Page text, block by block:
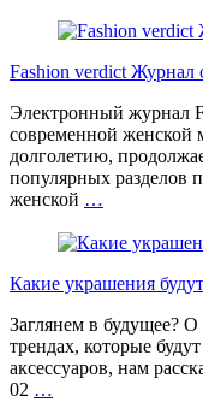
Fashion verdict Журнал
Электронный журнал
современной женской
долголетию,
популярных разделов
женской …
Какие украшения
Заглянем в будущее?
трендах, которые
аксессуаров, нам
02 …